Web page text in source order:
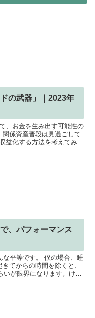
の武器」｜2023年
、お金を生み出す可能性の
係資産普段は見過ごして
益化する方法を考えてみま
、パフォーマンス
な平等です。 僕の場合、睡
てからの時間を除くと、
いが限界になります。けっ